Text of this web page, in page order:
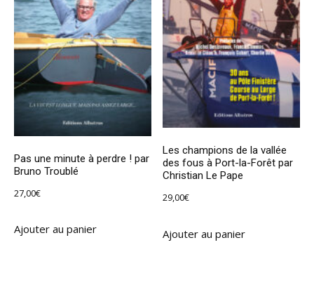
Pas une minute à perdre ! par
Bruno Troublé
27,00€
Ajouter au panier
Les champions de la vallée
des fous à Port-la-Forêt par
Christian Le Pape
29,00€
Ajouter au panier